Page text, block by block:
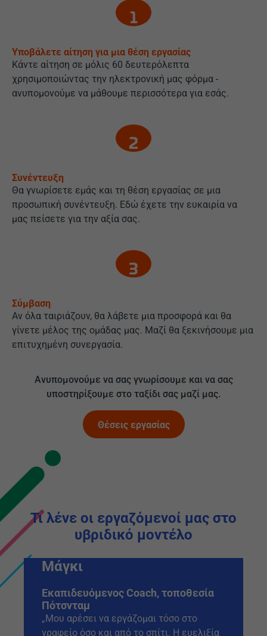
Υποβάλετε αίτηση για μια θέση εργασίας
Κάντε αίτηση σε μόλις 60 δευτερόλεπτα
χρησιμοποιώντας την ηλεκτρονική μας φόρμα -
ανυπομονούμε να μάθουμε περισσότερα για εσάς.
Συνέντευξη
Θα γνωρίσετε εμάς και τη θέση εργασίας σε μια
προσωπική συνέντευξη. Εδώ έχετε την ευκαιρία να
μας πείσετε για την αξία σας.
Σύμβαση
Αν όλα ταιριάζουν, θα λάβετε μια προσφορά και θα
γίνετε μέλος της ομάδας μας. Μαζί θα ξεκινήσουμε μια
επιτυχημένη συνεργασία.
Ανυπομονούμε να σας γνωρίσουμε και να σας
υποστηρίξουμε στο ταξίδι σας μαζί μας.
Θέσεις εργασίας
Τι λένε οι εργαζόμενοί μας στο
υβριδικό μοντέλο
Μάγκι
Εκαπιδευόμενος Coach, τοποθεσία
Πότσνταμ
„Μου αρέσει να εργάζομαι τόσο στο
γραφείο όσο και από το σπίτι. Η ευελιξία